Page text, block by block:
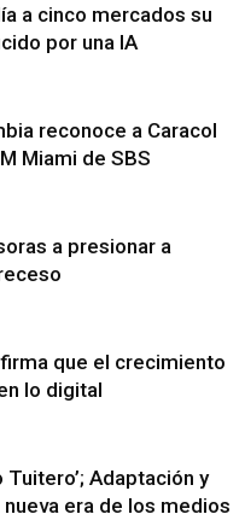
a cinco mercados su
por una IA
reconoce a Caracol
Miami de SBS
a presionar a
que el crecimiento
lo digital
Tuitero’; Adaptación y
era de los medios